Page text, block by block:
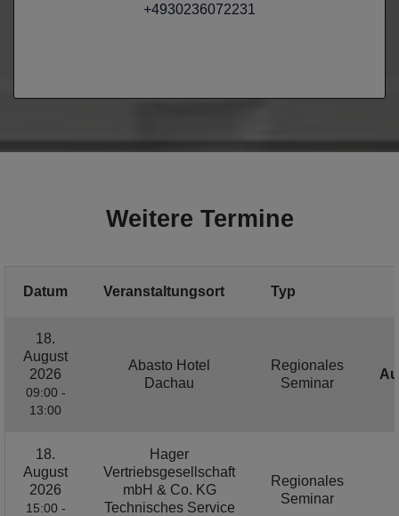
+4930236072231
Weitere Termine
Datum Veranstaltungsort Typ
18.
August
2026
09:00 -
13:00
Abasto Hotel
Dachau
Regionales
Seminar
18.
August
2026
15:00 -
Hager
Vertriebsgesellschaft
mbH & Co. KG
Technisches Service
Regionales
Seminar